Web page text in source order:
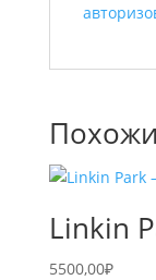
Linkin
5500,00₽